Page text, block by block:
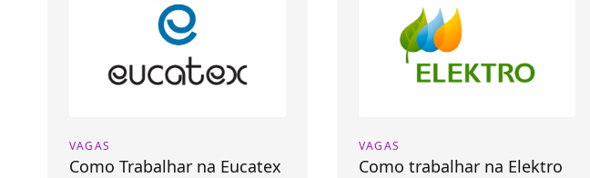
VAGAS
Como Trabalhar na Eucatex
VAGAS
Como trabalhar na Elektro